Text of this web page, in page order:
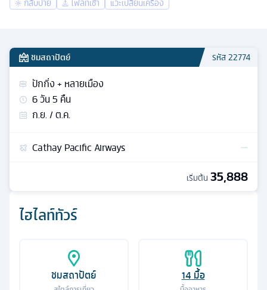
กลับบ่าย ไฟล์ทเช้า แวะเปลี่ยนเครื่อง
ไฮไลท์ทัวร์
ชมสถาปัตย์ 14 มื้อ
ชมสถาปัตย์ รหัส22774
ปักกิ่ง + หลายเมือง
6วัน5 คืน
ก.ย. / ต.ค.
Cathay Pacific Airways
เริ่มต้น 35,888